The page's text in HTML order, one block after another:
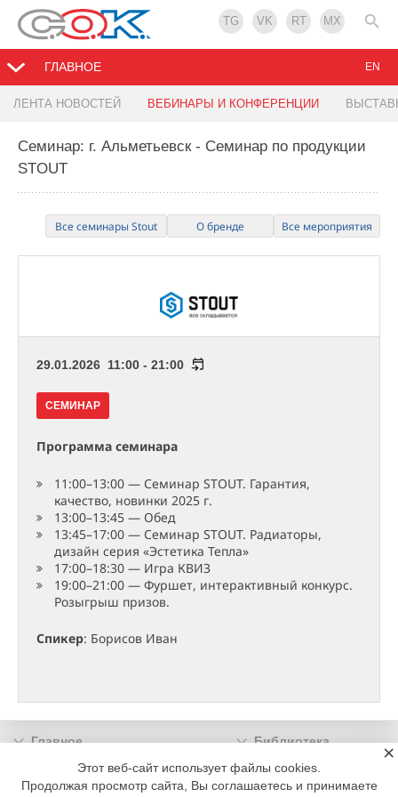
TG VK RT MX
ГЛАВНОЕ
ЛЕНТА НОВОСТЕЙ ВЕБИНАРЫ И КОНФЕРЕНЦИИ
EN
Семинар: г. Альметьевск - Семинар по продукции
STOUT
Все семинары Stout О бренде Все мероприятия
29.01.2026 11:00 - 21:00
СЕМИНАР
Программа семинара
11:00–13:00 — Семинар STOUT. Гарантия,
качество, новинки 2025 г.
13:00–13:45 — Обед
13:45–17:00 — Семинар STOUT. Радиаторы,
дизайн серия «Эстетика Тепла»
17:00–18:30 — Игра КВИЗ
19:00–21:00 — Фуршет, интерактивный конкурс.
Розыгрыш призов.
Спикер: Борисов Иван
Главное
Библиотека
Подписка
Реклама
Информация
Этот веб-сайт использует файлы cookies.
Продолжая просмотр сайта, Вы соглашаетесь и принимаете
×